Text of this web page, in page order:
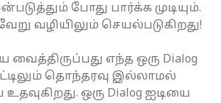
போது பார்க்க முடியும்.
வழியிலும் செயல்படுகிறது!
வைத்திருப்பது எந்த ஒரு Dialog
தொந்தரவு இல்லாமல்
ஒரு Dialog ஐடியை